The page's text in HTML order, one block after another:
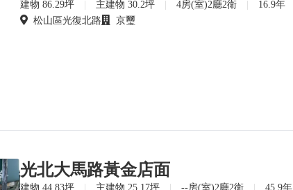
建物 86.29坪 主建物 30.2坪 4房(室)2廳2衛 16.9年
松山區光復北路 京璽
光北大馬路黃金店面
建物 44.83坪 主建物 25.17坪 --房(室)2廳2衛 45.9年